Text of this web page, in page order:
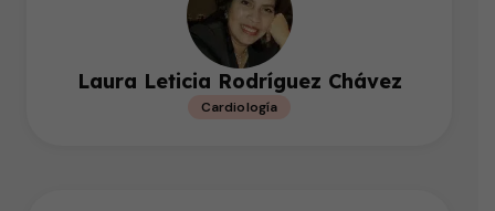
Laura Leticia Rodríguez Chávez
Cardiología